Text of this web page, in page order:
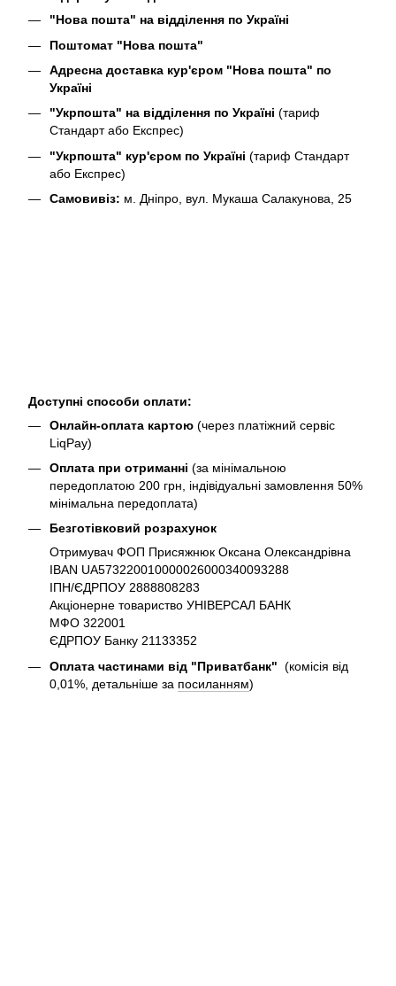
"Нова пошта" на відділення по Україні
Поштомат "Нова пошта"
Адресна доставка кур'єром "Нова пошта" по
Україні
"Укрпошта" на відділення по Україні (тариф
Стандарт або Експрес)
"Укрпошта" кур'єром по Україні (тариф Стандарт
або Експрес)
Самовивіз: м. Дніпро, вул. Мукаша Салакунова, 25
Доступні способи оплати:
Онлайн-оплата картою (через платіжний сервіс
LiqPay)
Оплата при отриманні (за мінімальною
передоплатою 200 грн, індівідуальні замовлення 50%
мінімальна передоплата)
Безготівковий розрахунок
Отримувач ФОП Присяжнюк Оксана Олександрівна
IBAN UA573220010000026000340093288
ІПН/ЄДРПОУ 2888808283
Акціонерне товариство УНІВЕРСАЛ БАНК
МФО 322001
ЄДРПОУ Банку 21133352
Оплата частинами від "Приватбанк" (комісія від
0,01%, детальніше за посиланням)